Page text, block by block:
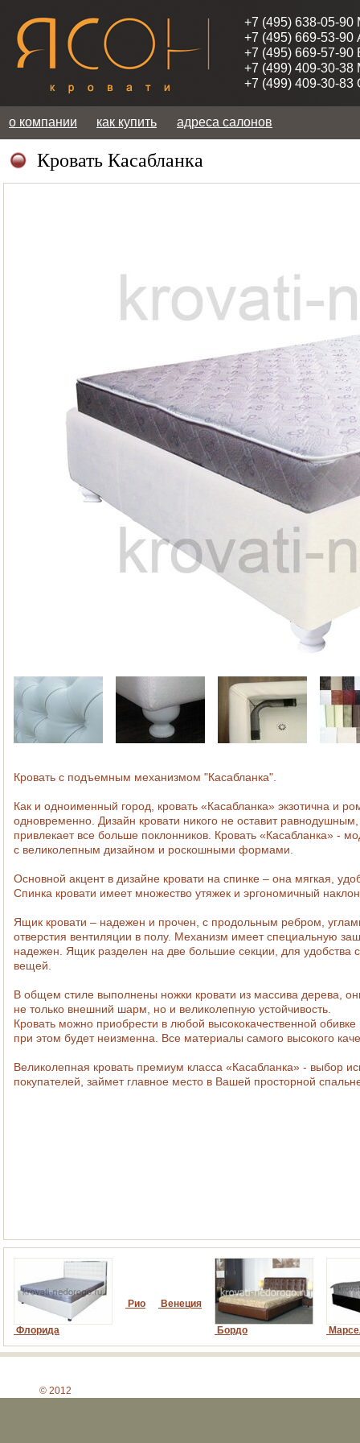
+7 (495) 638-05-90
+7 (495) 669-53-90
+7 (495) 669-57-90
+7 (499) 409-30-38
+7 (499) 409-30-83
о компании как купить адреса салонов
Кровать Касабланка
Кровать с подъемным механизмом "Касабланка".
Как и одноименный город, кровать «Касабланка» экзотична и
одновременно. Дизайн кровати никого не оставит
привлекает все больше поклонников. Кровать «Касабланка» -
с великолепным дизайном и роскошными формами.
Основной акцент в дизайне кровати на спинке – она мягкая,
Спинка кровати имеет множество утяжек и эргономичный
Ящик кровати – надежен и прочен, с продольным ребром,
отверстия вентиляции в полу. Механизм имеет специальную
надежен. Ящик разделен на две большие секции, для удобства
вещей.
В общем стиле выполнены ножки кровати из массива дерева,
не только внешний шарм, но и великолепную устойчивость.
Кровать можно приобрести в любой высококачественной обивке
при этом будет неизменна. Все материалы самого высокого
Великолепная кровать премиум класса «Касабланка» - выбор
покупателей, займет главное место в Вашей просторной
Флорида
Рио Венеция
Бордо
© 2012